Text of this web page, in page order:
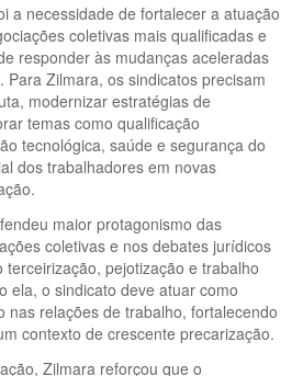
a necessidade de fortalecer a atuação
coletivas mais qualificadas e
responder às mudanças aceleradas
Zilmara, os sindicatos precisam
modernizar estratégias de
temas como qualificação
tecnológica, saúde e segurança do
dos trabalhadores em novas
maior protagonismo das
coletivas e nos debates jurídicos
pejotização e trabalho
ela, o sindicato deve atuar como
nas relações de trabalho, fortalecendo
contexto de crescente precarização.
Zilmara reforçou que o